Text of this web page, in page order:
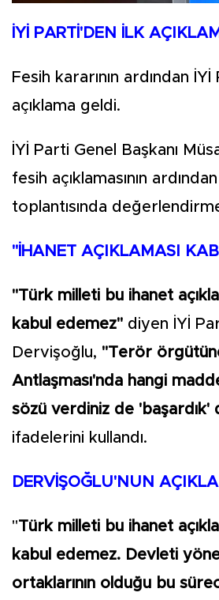
İYİ PARTİ'DEN İLK
Fesih kararının ardından
açıklama geldi.
İYİ Parti Genel Başkanı
fesih açıklamasının
toplantısında
"İHANET AÇIKLAMASI
"Türk milleti bu ihanet
kabul edemez" diyen İYİ
Dervişoğlu, "Terör
Antlaşması'nda hangi
sözü verdiniz de 'başardık'
ifadelerini kullandı.
DERVİŞOĞLU'NUN
"Türk milleti bu ihanet
kabul edemez. Devleti
ortaklarının olduğu bu